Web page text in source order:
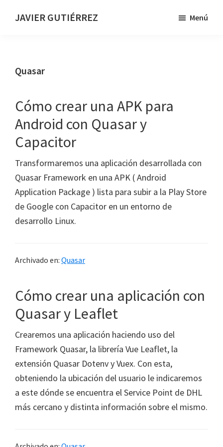
JAVIER GUTIÉRREZ Menú
Quasar
Cómo crear una APK para
Android con Quasar y
Capacitor
Transformaremos una aplicación desarrollada con
Quasar Framework en una APK ( Android
Application Package ) lista para subir a la Play Store
de Google con Capacitor en un entorno de
desarrollo Linux.
Archivado en: Quasar
Cómo crear una aplicación con
Quasar y Leaflet
Crearemos una aplicación haciendo uso del
Framework Quasar, la librería Vue Leaflet, la
extensión Quasar Dotenv y Vuex. Con esta,
obteniendo la ubicación del usuario le indicaremos
a este dónde se encuentra el Service Point de DHL
más cercano y distinta información sobre el mismo.